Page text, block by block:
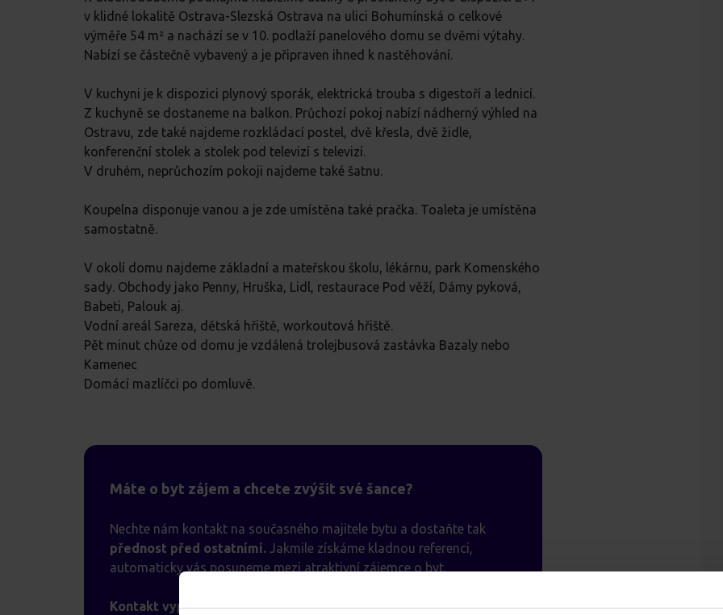
v klidné lokalitě Ostrava-Slezská Ostrava na ulici Bohumínská o celkové
výměře 54 m² a nachází se v 10. podlaží panelového domu se dvěmi výtahy.
Nabízí se částečně vybavený a je připraven ihned k nastěhování.
V kuchyni je k dispozici plynový sporák, elektrická trouba s digestoří a lednicí.
Z kuchyně se dostaneme na balkon. Průchozí pokoj nabízí nádherný výhled na
Ostravu, zde také najdeme rozkládací postel, dvě křesla, dvě židle,
konferenční stolek a stolek pod televizí s televizí.
V druhém, neprůchozím pokoji najdeme také šatnu.
Koupelna disponuje vanou a je zde umístěna také pračka. Toaleta je umístěna
samostatně.
V okolí domu najdeme základní a mateřskou školu, lékárnu, park Komenského
sady. Obchody jako Penny, Hruška, Lidl, restaurace Pod věží, Dámy pyková,
Babeti, Palouk aj.
Vodní areál Sareza, dětská hřiště, workoutová hřiště.
Pět minut chůze od domu je vzdálená trolejbusová zastávka Bazaly nebo
Kamenec
Domácí mazlíčci po domluvě.
Máte o byt zájem a chcete zvýšit své šance?
Nechte nám kontakt na současného majitele bytu a dostaňte tak
přednost před ostatními. Jakmile získáme kladnou referenci,
automaticky vás posuneme mezi atraktivní zájemce o byt.
Kontakt vyplníte v poptávkovém formuláři.